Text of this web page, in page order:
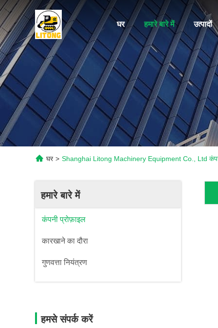
घर हमारे बारे में उत्पादों
घर > Shanghai Litong Machinery Equipment Co., Ltd
हमारे बारे में
कंपनी प्रोफ़ाइल
कारखाने का दौरा
गुणवत्ता नियंत्रण
हमसे संपर्क करें